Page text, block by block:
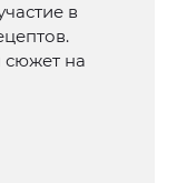
в
сюжет на